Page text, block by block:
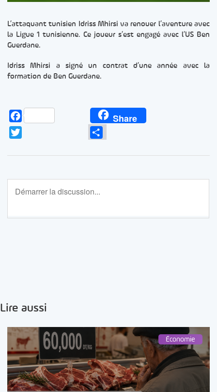
L’attaquant tunisien Idriss Mhirsi va renouer l’aventure avec
la Ligue 1 tunisienne. Ce joueur s’est engagé avec l’US Ben
Guerdane.
Idriss Mhirsi a signé un contrat d’une année avec la
formation de Ben Guerdane.
Facebook Share
Partager
Lire aussi
Économie